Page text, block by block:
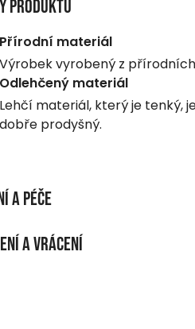
produktu
Přírodní materiál
Výrobek vyrobený z
Odlehčený materiál
Lehčí materiál, který je tenký,
dobře prodyšný.
a péče
SLOŽENÍ
a vrácení